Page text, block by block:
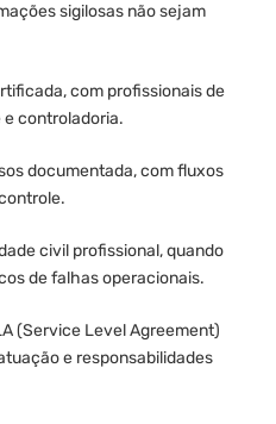
sigilosas não sejam
com profissionais de
controladoria.
documentada, com fluxos
civil profissional, quando
de falhas operacionais.
(Service Level Agreement)
e responsabilidades